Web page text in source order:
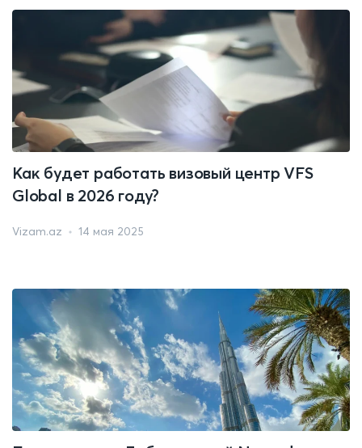
Как будет работать визовый центр VFS
Global в 2026 году?
Vizam.az 14 мая 2025